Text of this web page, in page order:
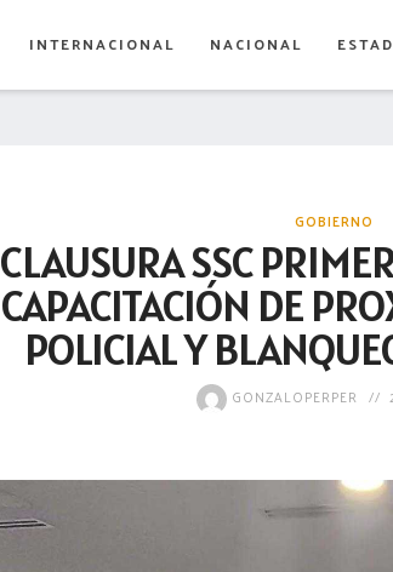
INTERNACIONAL NACIONAL
GOBIERNO
CLAUSURA SSC
CAPACITACIÓN DE
POLICIAL Y
GONZALOPERPER